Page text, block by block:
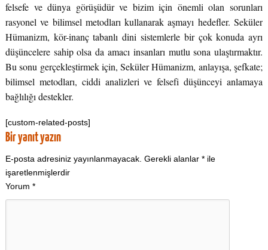
felsefe ve dünya görüşüdür ve bizim için önemli olan sorunları
rasyonel ve bilimsel metodları kullanarak aşmayı hedefler. Seküler
Hümanizm, kör-inanç tabanlı dini sistemlerle bir çok konuda ayrı
düşüncelere sahip olsa da amacı insanları mutlu sona ulaştırmaktır.
Bu sonu gerçekleştirmek için, Seküler Hümanizm, anlayışa, şefkate;
bilimsel metodları, ciddi analizleri ve felsefi düşünceyi anlamaya
bağlılığı destekler.
[custom-related-posts]
Bir yanıt yazın
E-posta adresiniz yayınlanmayacak. Gerekli alanlar *ile
işaretlenmişlerdir
Yorum *